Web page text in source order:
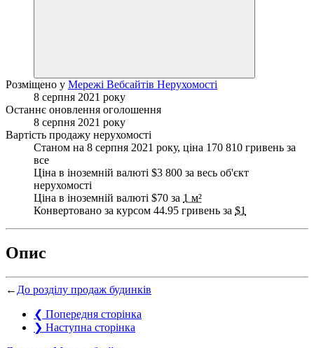
Розміщено у Мережі Вебсайтів Нерухомості
8 серпня 2021 року
Останнє оновлення оголошення
8 серпня 2021 року
Вартість продажу нерухомості
Станом на 8 серпня 2021 року, ціна 170 810 гривень за
все
Ціна в іноземній валюті $3 800 за весь об'єкт
нерухомості
Ціна в іноземній валюті $70 за 1 м²
Конвертовано за курсом 44.95 гривень за $1
Опис
← До розділу продаж будинків
❮ Попередня сторінка
❯ Наступна сторінка